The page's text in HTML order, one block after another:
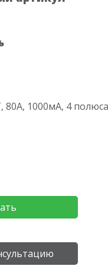
80A, 1000мА, 4